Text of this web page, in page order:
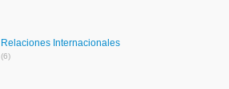
Relaciones Internacionales
(6)